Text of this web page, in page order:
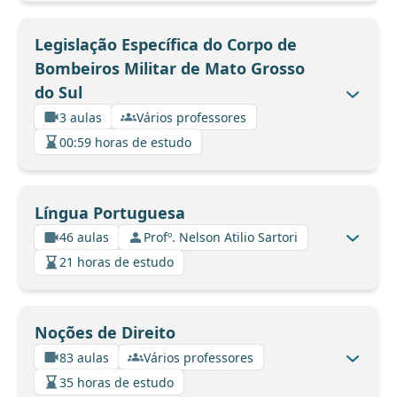
Legislação Específica do Corpo de
Bombeiros Militar de Mato Grosso
do Sul
3 aulas
Vários professores
00:59 horas de estudo
Língua Portuguesa
46 aulas
Profº. Nelson Atilio Sartori
21 horas de estudo
Noções de Direito
83 aulas
Vários professores
35 horas de estudo